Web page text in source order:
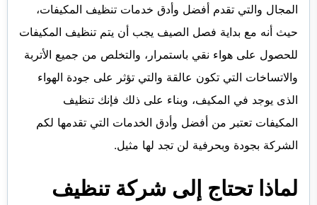
المجال والتي تقدم أفضل وأدق خدمات تنظيف المكيفات،
حيث أنه مع بداية فصل الصيف يجب أن يتم تنظيف المكيفات
للحصول على هواء نقي باستمرار، والتخلص من جميع الأتربة
والاتساخات التي تكون عالقة والتي تؤثر على جودة الهواء
الذى يوجد في المكيف، وبناء على ذلك فإنك تنظيف
المكيفات تعتبر من أفضل وأدق الخدمات التي تقدمها لكم
الشركة بجودة وبحرفية لن تجد لها مثيل.
لماذا تحتاج إلى شركة تنظيف